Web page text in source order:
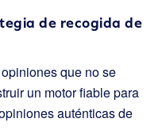
de recogida de
que no se
un motor fiable para
auténticas de